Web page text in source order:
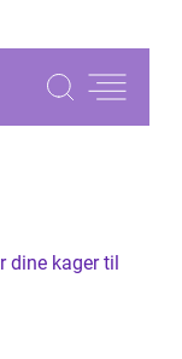
dine kager til